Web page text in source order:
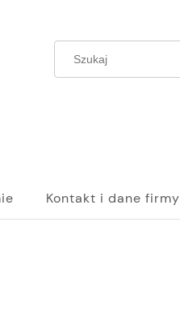
Kontakt i dane firmy